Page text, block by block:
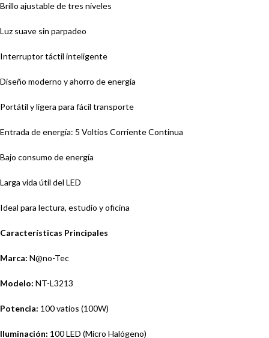
Brillo ajustable de tres niveles
Luz suave sin parpadeo
Interruptor táctil inteligente
Diseño moderno y ahorro de energía
Portátil y ligera para fácil transporte
Entrada de energía: 5 Voltios Corriente Continua
Bajo consumo de energía
Larga vida útil del LED
Ideal para lectura, estudio y oficina
Características Principales
Marca: N@no-Tec
Modelo: NT-L3213
Potencia: 100 vatios (100W)
Iluminación: 100 LED (Micro Halógeno)